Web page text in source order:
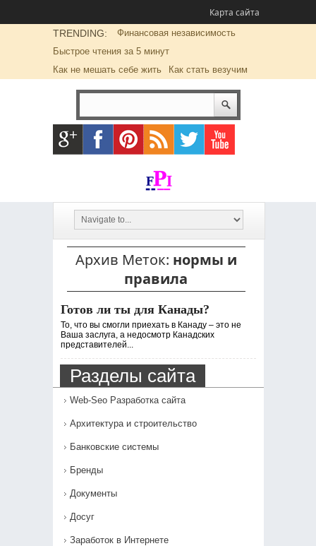
Карта сайта
TRENDING:
Финансовая независимость
Быстрое чтения за 5 минут
Как не мешать себе жить
Как стать везучим
Архив Меток: нормы и
правила
Готов ли ты для Канады?
То, что вы смогли приехать в Канаду – это не
Ваша заслуга, а недосмотр Канадских
представителей...
Разделы сайта
Web-Seo Разработка сайта
Архитектура и строительство
Банковские системы
Бренды
Документы
Досуг
Заработок в Интернете